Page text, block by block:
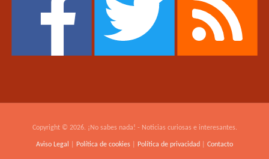
Copyright © 2026. ¡No sabes nada! - Noticias curiosas e interesantes.
Aviso Legal Política de cookies Política de privacidad Contacto